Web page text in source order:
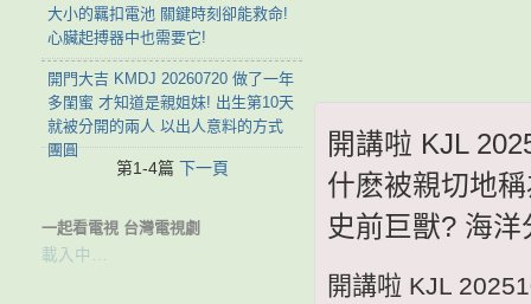
開講啦 KJL
什麽被親切地
史前巨獸? 海
開講啦 KJL
大小的羈扣電池 關鍵時刻卻能救命!
心臟起搏器中也需要它!
開門大吉 KMDJ 20260720 做了一年
多閨蜜 才知道是親姐妹! 出生第10天
就被分開的兩人 以出人意料的方式
團圓
第1-4篇 下一頁
一起看電視 台灣電視劇
載入中…